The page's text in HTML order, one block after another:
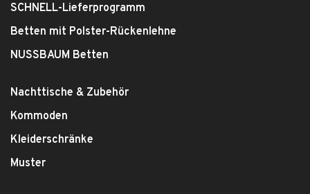
SCHNELL-Lieferprogramm
Betten mit Polster-Rückenlehne
NUSSBAUM Betten
Nachttische & Zubehör
Kommoden
Kleiderschränke
Muster